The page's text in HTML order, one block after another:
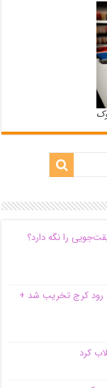
را نگه دارد؟
رود کرج تخریب شد +